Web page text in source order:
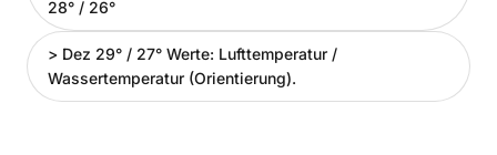
28° / 26°
> Dez 29° / 27° Werte: Lufttemperatur /
Wassertemperatur (Orientierung).